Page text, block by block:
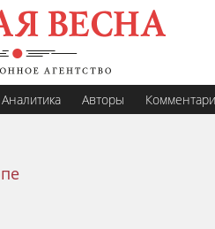
Аналитика Авторы